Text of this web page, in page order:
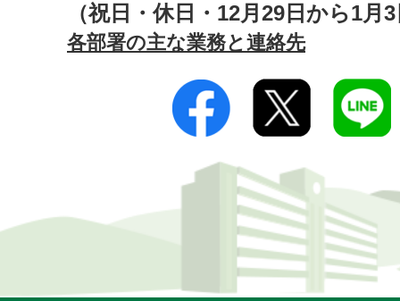
（祝日・休日・12月29日から1月
各部署の主な業務と連絡先